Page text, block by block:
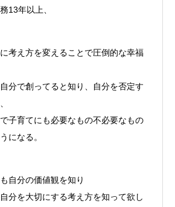
13年以上、
考え方を変えることで圧倒的な幸福
分で創ってると知り、自分を否定す
子育てにも必要なもの不必要なもの
になる。
自分の価値観を知り
分を大切にする考え方を知って欲し